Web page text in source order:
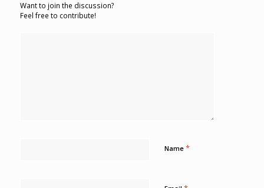
Want to join the discussion?
Feel free to contribute!
Name *